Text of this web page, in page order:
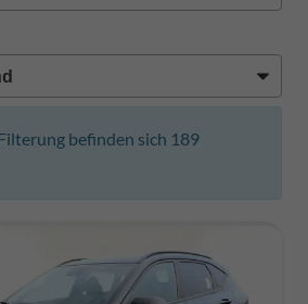
befinden sich 189